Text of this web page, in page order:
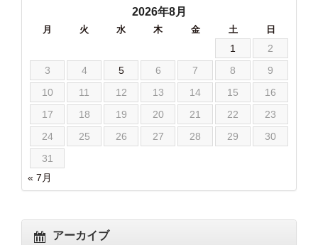
2026年8月
月 火 水 木 金 土 日
1
2
3
4 5 6 7 8
9
10
11 12 13 14 15
16
17
18 19 20 21 22
23
24
25 26 27 28 29
30
31
« 7月
アーカイブ